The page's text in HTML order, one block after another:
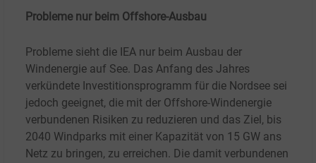
Probleme nur beim Offshore-Ausbau
Probleme sieht die IEA nur beim Ausbau der
Windenergie auf See. Das Anfang des Jahres
verkündete Investitionsprogramm für die Nordsee sei
jedoch geeignet, die mit der Offshore-Windenergie
verbundenen Risiken zu reduzieren und das Ziel, bis
2040 Windparks mit einer Kapazität von 15 GW ans
Netz zu bringen, zu erreichen. Die damit verbundenen